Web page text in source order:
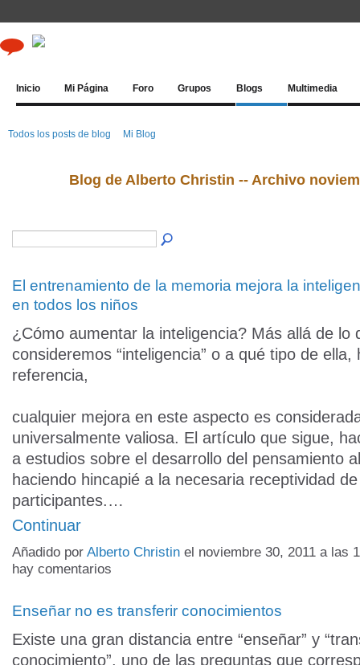
Inicio Mi Página Foro Grupos Blogs Multimedia
Todos los posts de blog Mi Blog
Blog de Alberto Christin -- Archivo
El entrenamiento de la memoria mejora la
en todos los niños
¿Cómo aumentar la inteligencia? Más allá de lo
consideremos “inteligencia” o a qué tipo de ella,
referencia,
cualquier mejora en este aspecto es
universalmente valiosa. El artículo que sigue,
a estudios sobre el desarrollo del pensamiento
haciendo hincapié a la necesaria receptividad
participantes.…
Continuar
Añadido por Alberto Christin el noviembre 30, 2011 a las
hay comentarios
Enseñar no es transferir conocimientos
Existe una gran distancia entre “enseñar” y
conocimiento”, uno de las preguntas que